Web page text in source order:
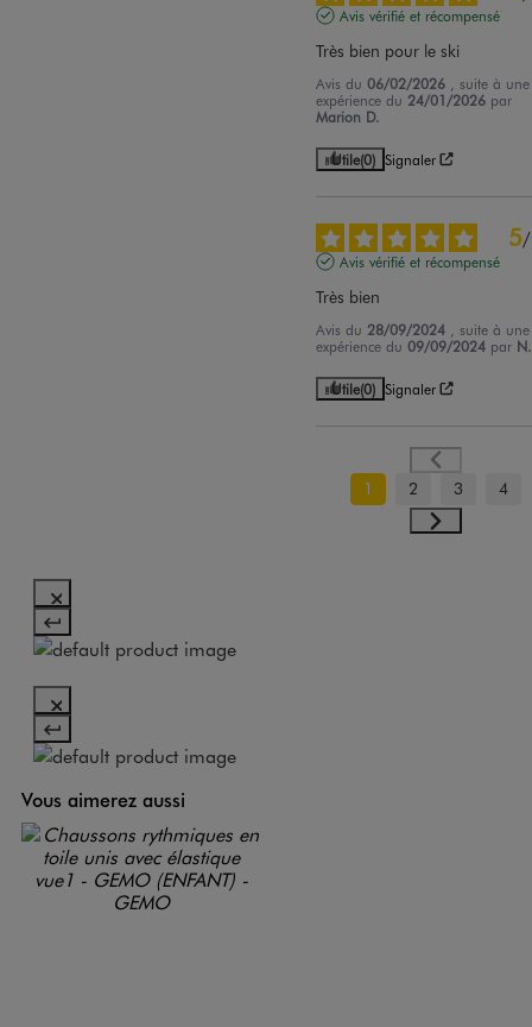
Avis vérifié et récompensé
Très bien pour le ski
Avis du06/02/2026
, suite à une
expérience du 24/01/2026 par
Marion D.
Utile(0) Signaler
5/
Avis vérifié et récompensé
Très bien
Avis du 28/09/2024
, suite à une
expérience du09/09/2024 par
Utile(0) Signaler
1 2 3 4
Vous aimerez aussi